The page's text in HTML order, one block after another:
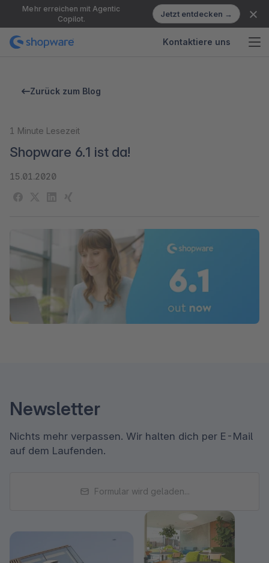
Mehr erreichen mit Agentic
Copilot.
Jetzt entdecken →
Kontaktiere uns
Zurück zum Blog
1 Minute Lesezeit
Shopware 6.1 ist da!
15.01.2020
Newsletter
Nichts mehr verpassen. Wir halten dich per E-Mail
auf dem Laufenden.
Formular wird geladen...